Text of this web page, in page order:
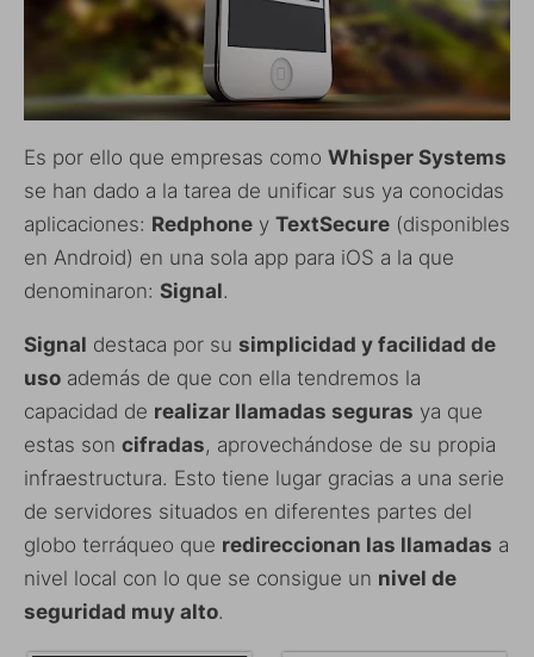
Es por ello que empresas como Whisper Systems
se han dado a la tarea de unificar sus ya conocidas
aplicaciones: Redphone y TextSecure (disponibles
en Android) en una sola app para iOS a la que
denominaron: Signal.
Signal destaca por su simplicidad y facilidad de
uso además de que con ella tendremos la
capacidad de realizar llamadas seguras ya que
estas son cifradas, aprovechándose de su propia
infraestructura. Esto tiene lugar gracias a una serie
de servidores situados en diferentes partes del
globo terráqueo que redireccionan las llamadas a
nivel local con lo que se consigue un nivel de
seguridad muy alto.